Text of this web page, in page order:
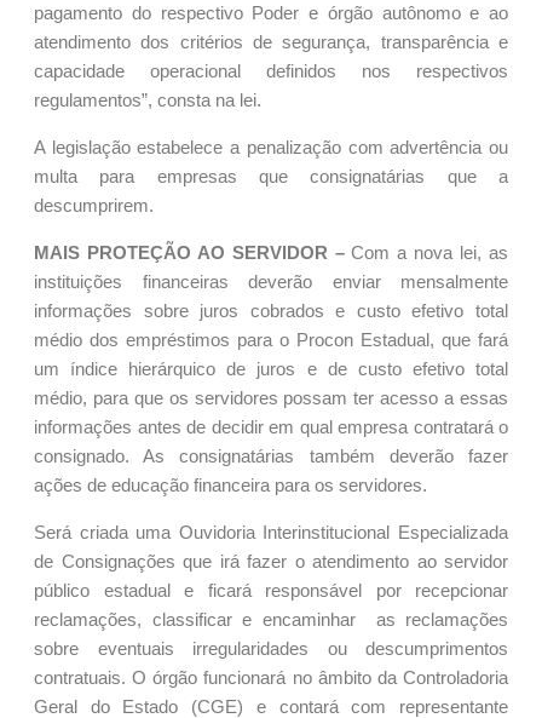
pagamento do respectivo Poder e órgão autônomo e ao
atendimento dos critérios de segurança, transparência e
capacidade operacional definidos nos respectivos
regulamentos”, consta na lei.
A legislação estabelece a penalização com advertência ou
multa para empresas que consignatárias que a
descumprirem.
MAIS PROTEÇÃO AO SERVIDOR –Com a nova lei, as
instituições financeiras deverão enviar mensalmente
informações sobre juros cobrados e custo efetivo total
médio dos empréstimos para o Procon Estadual, que fará
um índice hierárquico de juros e de custo efetivo total
médio, para que os servidores possam ter acesso a essas
informações antes de decidir em qual empresa contratará o
consignado. As consignatárias também deverão fazer
ações de educação financeira para os servidores.
Será criada uma Ouvidoria Interinstitucional Especializada
de Consignações que irá fazer o atendimento ao servidor
público estadual e ficará responsável por recepcionar
reclamações, classificar e encaminhar as reclamações
sobre eventuais irregularidades ou descumprimentos
contratuais. O órgão funcionará no âmbito da Controladoria
Geral do Estado (CGE) e contará com representante